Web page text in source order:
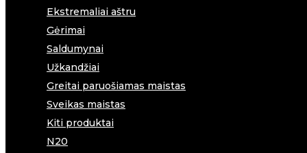
Ekstremaliai aštru
Gėrimai
Saldumynai
Užkandžiai
Greitai paruošiamas maistas
Sveikas maistas
Kiti produktai
N20